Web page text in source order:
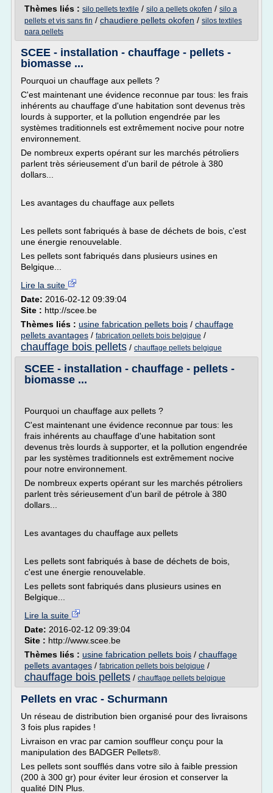
Thèmes liés : silo pellets textile / silo a pellets okofen / silo a
pellets et vis sans fin / chaudiere pellets okofen / silos textiles
para pellets
SCEE - installation - chauffage - pellets -
biomasse ...
Pourquoi un chauffage aux pellets ?
C'est maintenant une évidence reconnue par tous: les frais
inhérents au chauffage d'une habitation sont devenus très
lourds à supporter, et la pollution engendrée par les
systèmes traditionnels est extrêmement nocive pour notre
environnement.
De nombreux experts opérant sur les marchés pétroliers
parlent très sérieusement d'un baril de pétrole à 380
dollars...
Les avantages du chauffage aux pellets
Les pellets sont fabriqués à base de déchets de bois, c'est
une énergie renouvelable.
Les pellets sont fabriqués dans plusieurs usines en
Belgique...
Lire la suite
Date: 2016-02-12 09:39:04
Site : http://scee.be
Thèmes liés : usine fabrication pellets bois / chauffage
pellets avantages / fabrication pellets bois belgique /
chauffage bois pellets / chauffage pellets belgique
SCEE - installation - chauffage - pellets -
biomasse ...
Pourquoi un chauffage aux pellets ?
C'est maintenant une évidence reconnue par tous: les
frais inhérents au chauffage d'une habitation sont
devenus très lourds à supporter, et la pollution engendrée
par les systèmes traditionnels est extrêmement nocive
pour notre environnement.
De nombreux experts opérant sur les marchés pétroliers
parlent très sérieusement d'un baril de pétrole à 380
dollars...
Les avantages du chauffage aux pellets
Les pellets sont fabriqués à base de déchets de bois,
c'est une énergie renouvelable.
Les pellets sont fabriqués dans plusieurs usines en
Belgique...
Lire la suite
Date: 2016-02-12 09:39:04
Site : http://www.scee.be
Thèmes liés : usine fabrication pellets bois / chauffage
pellets avantages / fabrication pellets bois belgique /
chauffage bois pellets / chauffage pellets belgique
Pellets en vrac - Schurmann
Un réseau de distribution bien organisé pour des livraisons
3 fois plus rapides !
Livraison en vrac par camion souffleur conçu pour la
manipulation des BADGER Pellets®.
Les pellets sont soufflés dans votre silo à faible pression
(200 à 300 gr) pour éviter leur érosion et conserver la
qualité DIN Plus.